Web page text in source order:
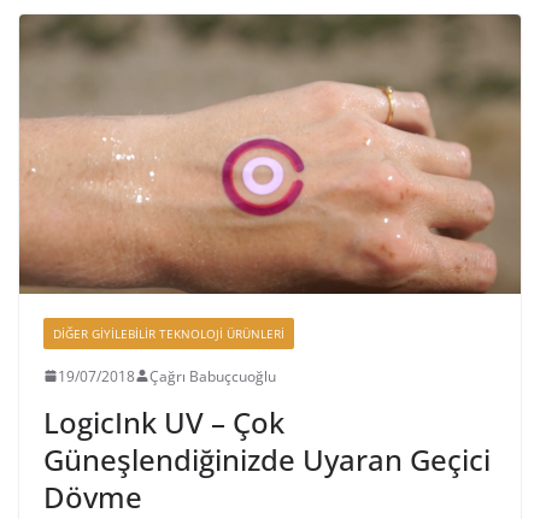
DIĞER GIYILEBILIR TEKNOLOJI ÜRÜNLERI
19/07/2018 Çağrı Babuçcuoğlu
LogicInk UV – Çok
Güneşlendiğinizde Uyaran Geçici
Dövme